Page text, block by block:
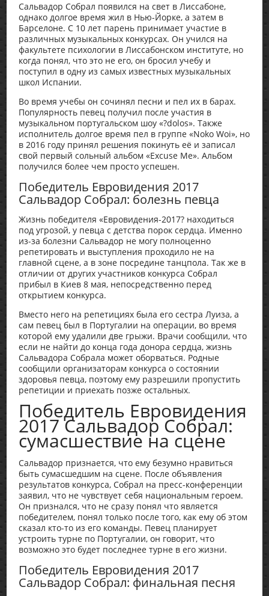
Сальвадор Собрал появился на свет в Лиссабоне,
однако долгое время жил в Нью-Йорке, а затем в
Барселоне. С 10 лет парень принимает участие в
различных музыкальных конкурсах. Он учился на
факультете психологии в Лиссабонском институте, но
когда понял, что это не его, он бросил учебу и
поступил в одну из самых известных музыкальных
школ Испании.
Во время учебы он сочинял песни и пел их в барах.
Популярность певец получил после участия в
музыкальном португальском шоу «?dolos». Также
исполнитель долгое время пел в группе «Noko Woi», но
в 2016 году принял решения покинуть её и записал
свой первый сольный альбом «Excuse Me». Альбом
получился более чем просто успешен.
Победитель Евровидения 2017
Сальвадор Собрал: болезнь певца
Жизнь победителя «Евровидения-2017? находиться
под угрозой, у певца с детства порок сердца. Именно
из-за болезни Сальвадор не могу полноценно
репетировать и выступления проходило не на
главной сцене, а в зоне посредине танцпола. Так же в
отличии от других участников конкурса Собрал
прибыл в Киев 8 мая, непосредственно перед
открытием конкурса.
Вместо него на репетициях была его сестра Луиза, а
сам певец был в Португалии на операции, во время
которой ему удалили две грыжи. Врачи сообщили, что
если не найти до конца года донора сердца, жизнь
Сальвадора Собрала может оборваться. Родные
сообщили организаторам конкурса о состоянии
здоровья певца, поэтому ему разрешили пропустить
репетиции и приехать позже остальных.
Победитель Евровидения
2017 Сальвадор Собрал:
сумасшествие на сцене
Сальвадор признается, что ему безумно нравиться
быть сумасшедшим на сцене. После объявления
результатов конкурса, Собрал на пресс-конференции
заявил, что не чувствует себя национальным героем.
Он признался, что не сразу понял что является
победителем, понял только после того, как ему об этом
сказал кто-то из его команды. Певец планирует
устроить турне по Португалии, он говорит, что
возможно это будет последнее турне в его жизни.
Победитель Евровидения 2017
Сальвадор Собрал: финальная песня